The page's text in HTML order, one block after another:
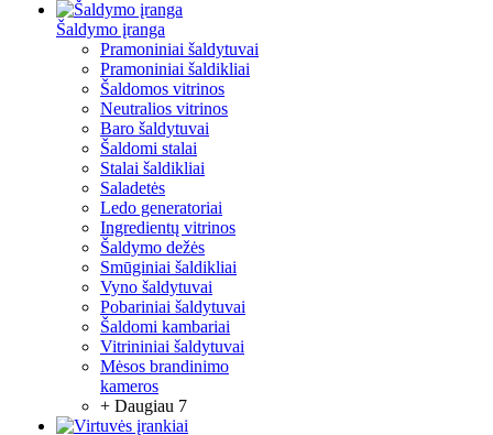
Šaldymo įranga
Pramoniniai šaldytuvai
Pramoniniai šaldikliai
Šaldomos vitrinos
Neutralios vitrinos
Baro šaldytuvai
Šaldomi stalai
Stalai šaldikliai
Saladetės
Ledo generatoriai
Ingredientų vitrinos
Šaldymo dežės
Smūginiai šaldikliai
Vyno šaldytuvai
Pobariniai šaldytuvai
Šaldomi kambariai
Vitrininiai šaldytuvai
Mėsos brandinimo
kameros
+ Daugiau 7